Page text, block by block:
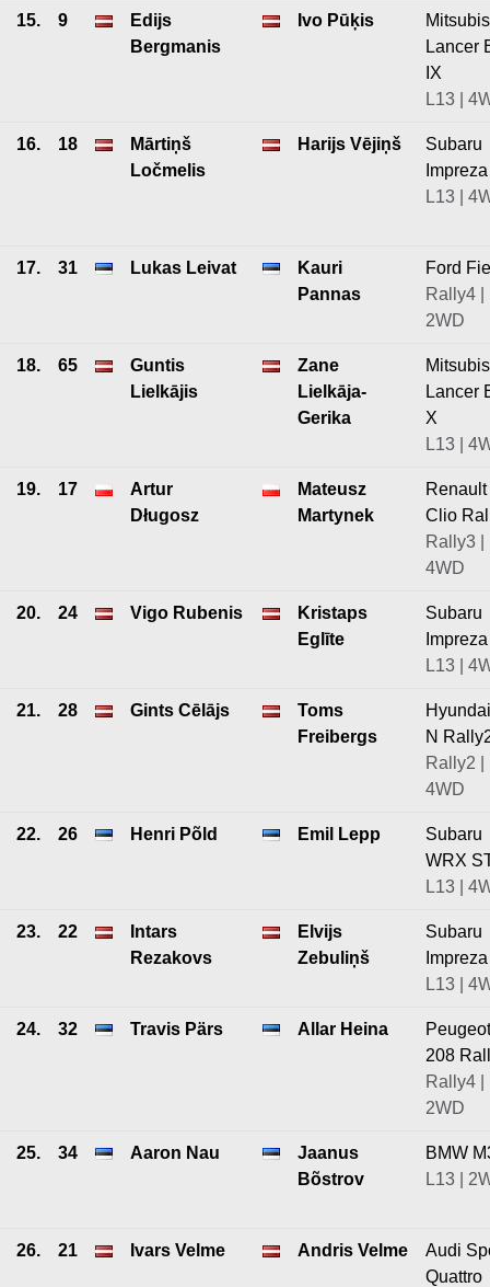
15. 9
Edijs
Bergmanis
Ivo Pūķis
Lancer
IX
L13 |
16. 18
Mārtiņš
Ločmelis
Harijs Vējiņš
Subaru
L13 |
17. 31 Lukas Leivat
Kauri
Pannas
Ford
Rally4 |
2WD
18. 65
Guntis
Lielkājis
Zane
Lielkāja-
Gerika
Lancer
X
L13 |
19. 17
Artur
Długosz
Mateusz
Martynek
Renault
Clio
Rally3 |
4WD
20. 24 Vigo Rubenis
Kristaps
Eglīte
Subaru
Impreza
L13 |
21. 28 Gints Cēlājs
Toms
Freibergs
N
Rally2 |
4WD
22. 26 Henri Põld Emil Lepp
Subaru
WRX
L13 |
23. 22
Intars
Rezakovs
Elvijs
Zebuliņš
Subaru
Impreza
L13 |
24. 32 Travis Pärs Allar Heina
Peugeot
208
Rally4 |
2WD
25. 34 Aaron Nau
Jaanus
Bõstrov
BMW
L13 |
26. 21 Ivars Velme Andris Velme
Audi
Quattro